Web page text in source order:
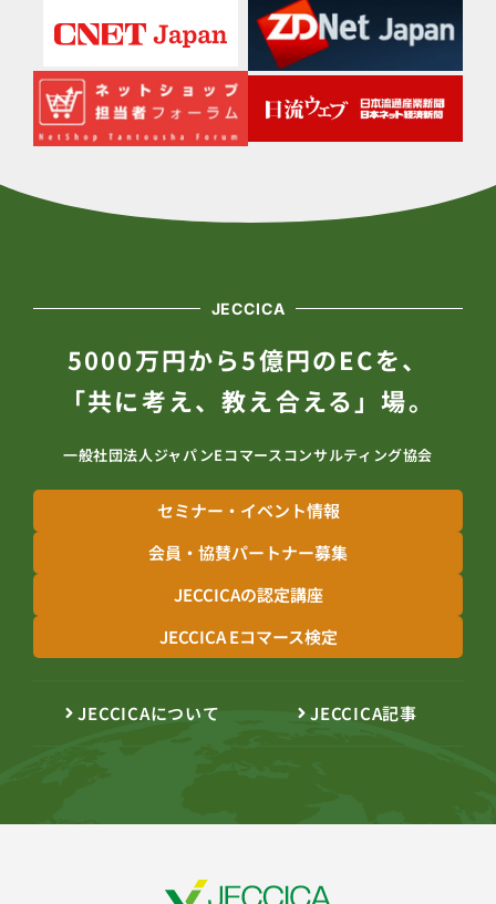
JECCICA
5000万円から5億円のECを、
「共に考え、教え合える」場。
一般社団法人ジャパンEコマースコンサルティング協会
セミナー・イベント情報
会員・協賛パートナー募集
JECCICAの認定講座
JECCICA Eコマース検定
JECCICAについて JECCICA記事